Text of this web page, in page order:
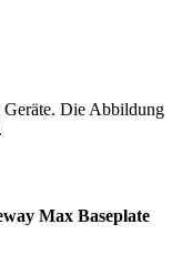
Die Abbildung
Max Baseplate